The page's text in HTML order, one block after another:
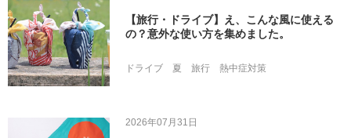
【旅行・ドライブ】え、こんな風に使える
の？意外な使い方を集めました。
ドライブ 夏 旅行 熱中症対策
2026年07月31日